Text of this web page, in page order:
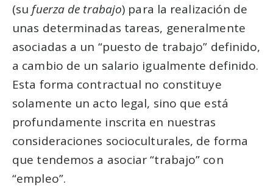
(sufuerza de trabajo) para la realización de
unas determinadas tareas, generalmente
asociadas a un “puesto de trabajo” definido,
a cambio de un salario igualmente definido.
Esta forma contractual no constituye
solamente un acto legal, sino que está
profundamente inscrita en nuestras
consideraciones socioculturales, de forma
que tendemos a asociar “trabajo” con
“empleo”.